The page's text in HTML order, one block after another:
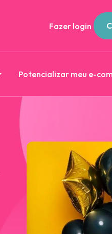
Fazer login
Potencializar meu e-